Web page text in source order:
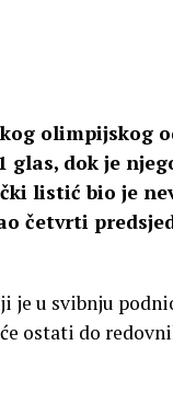
olimpijskog
dok je
listić bio je
četvrti
u svibnju
ostati do